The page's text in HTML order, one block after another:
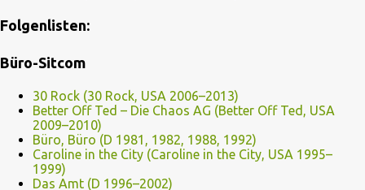
Folgenlisten:
Büro-Sitcom
30 Rock (30 Rock, USA 2006–2013)
Better Off Ted – Die Chaos AG (Better Off Ted, USA
2009–2010)
Büro, Büro (D 1981, 1982, 1988, 1992)
Caroline in the City (Caroline in the City, USA 1995–
1999)
Das Amt (D 1996–2002)